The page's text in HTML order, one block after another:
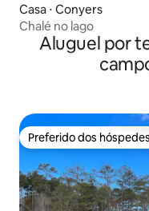
Casa ⋅ Conyers
Chalé no lago
Aluguel por
Preferido dos hóspedes
Preferido dos hóspedes